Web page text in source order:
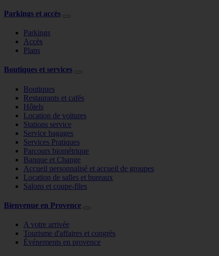
Parkings et accès
Parkings
Accès
Plans
Boutiques et services
Boutiques
Restaurants et cafés
Hôtels
Location de voitures
Stations service
Service bagages
Services Pratiques
Parcours biométrique
Banque et Change
Accueil personnalisé et accueil de groupes
Location de salles et bureaux
Salons et coupe-files
Bienvenue en Provence
A votre arrivée
Tourisme d'affaires et congrès
Événements en provence